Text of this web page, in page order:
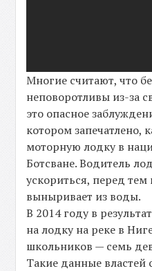
Многие считают, что
неповоротливы из-за
это опасное
котором запечатлено,
моторную лодку в
Ботсване. Водитель
ускориться, перед
выныривает из воды.
В 2014 году в
на лодку на реке в
школьников — семь
Такие данные властей